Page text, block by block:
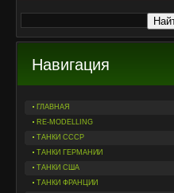
Навигация
ГЛАВНАЯ
RE-MODELLING
ТАНКИ СССР
ТАНКИ ГЕРМАНИИ
ТАНКИ США
ТАНКИ ФРАНЦИИ